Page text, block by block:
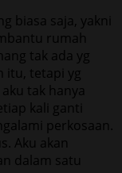
biasa saja, yakni
rumah
tak ada yg
itu, tetapi yg
tak hanya
kali ganti
perkosaan.
Aku akan
dalam satu